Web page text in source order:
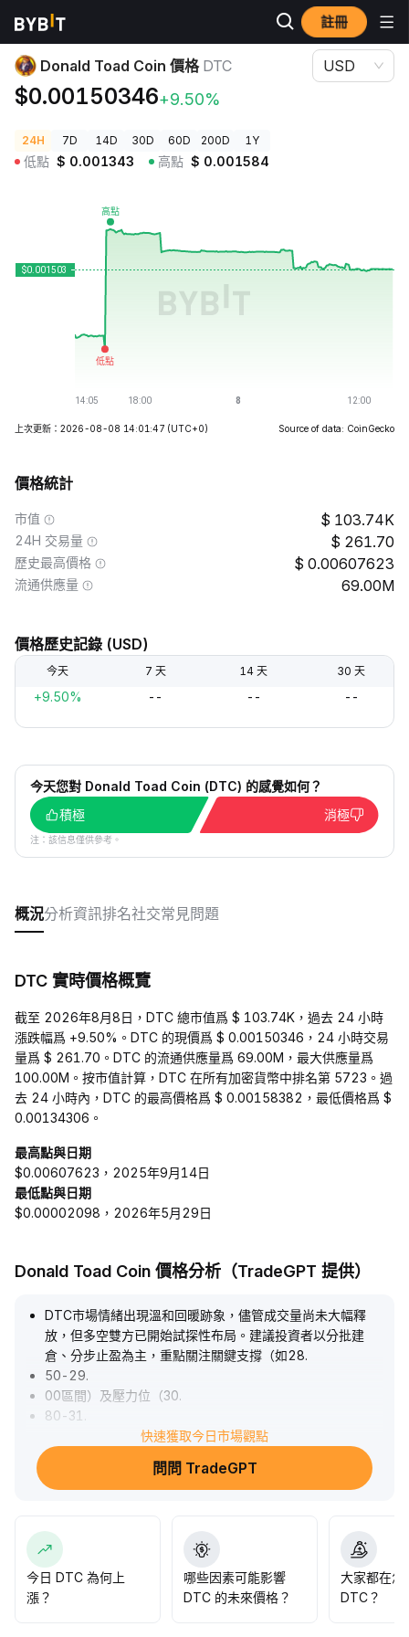
註冊
加密貨幣價格
Donald Toad Coin 價格 DTC
$0.00150346+9.50%
USD
24H 7D 14D 30D 60D 200D 1Y
低點 $ 0.001343 高點 $ 0.001584
上次更新：2026-08-08 14:01:47 (UTC+0) Source of data: CoinGecko
價格統計
市值 103.74K
24H 交易量 261.70
歷史最高價格 0.00607623
流通供應量 69.00M
價格歷史記錄 (USD)
今天 7 天 14 天 30 天
+9.50% -- -- --
今天您對 Donald Toad Coin (DTC) 的感覺如何？
積極
消極
注：該信息僅供參考。
概況分析資訊排名社交常見問題
DTC 實時價格概覽
截至 2026年8月8日，DTC 總市值爲 $ 103.74K，過去 24 小時
漲跌幅爲 +9.50%。DTC 的現價爲 $ 0.00150346，24 小時交易
量爲 $ 261.70。DTC 的流通供應量爲 69.00M，最大供應量爲
100.00M。按市值計算，DTC 在所有加密貨幣中排名第 5723。過
去 24 小時內，DTC 的最高價格爲 $ 0.00158382，最低價格爲 $
0.00134306。
最高點與日期
$0.00607623，2025年9月14日
最低點與日期
$0.00002098，2026年5月29日
Donald Toad Coin 價格分析（TradeGPT 提供）
DTC市場情緒出現溫和回暖跡象，儘管成交量尚未大幅釋
放，但多空雙方已開始試探性布局。建議投資者以分批建
倉、分步止盈為主，重點關注關鍵支撐（如28.
50-29.
00區間）及壓力位（30.
80-31
50區間）的成交放量，穩健把控倉位及止損，警惕短期情緒
反轉引發的回撤風險。整體策略仍以審慎防禦為主，待趨勢
快速獲取今日市場觀點
問問 TradeGPT
今日 DTC 為何上
漲？
哪些因素可能影響
DTC 的未來價格？
大家都在怎
DTC？